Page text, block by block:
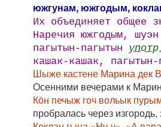
южгунам, южгодым,
Их объединяет общее
Наречия южгодым,
пагытын-пагытын
кашак-кашак,
Шыже кастене Марина дек
Осенними вечерами к
Кӧн печыж гоч вольык
пробралась через